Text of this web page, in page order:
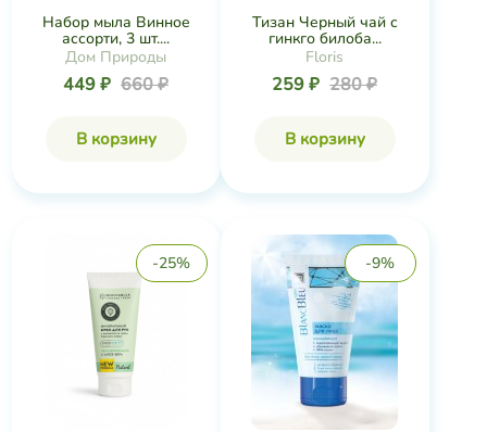
Набор мыла Винное
ассорти, 3 шт....
Дом Природы
449 ₽ 660 ₽
В корзину
Тизан Черный чай с
гинкго билоба...
Floris
259 ₽ 280 ₽
В корзину
-25% -9%